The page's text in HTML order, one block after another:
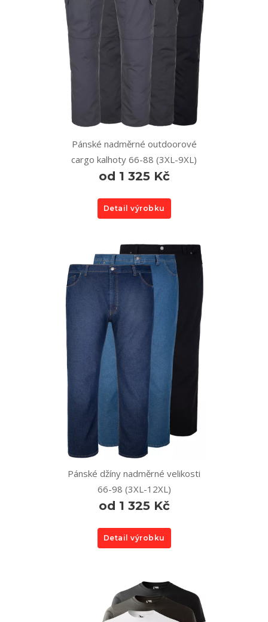
Pánské nadměrné outdoorové
cargo kalhoty 66-88 (3XL-9XL)
od 1 325 Kč
Detail výrobku
Pánské džíny nadměrné velikosti
66-98 (3XL-12XL)
od 1 325 Kč
Detail výrobku